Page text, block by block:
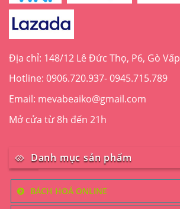
Địa chỉ: 148/12 Lê Đức Thọ, P6, Gò Vấp
Hotline: 0906.720.937- 0945.715.789
Email: mevabeaiko@gmail.com
Mở cửa từ 8h đến 21h
Danh mục sản phẩm
BÁCH HOÁ ONLINE